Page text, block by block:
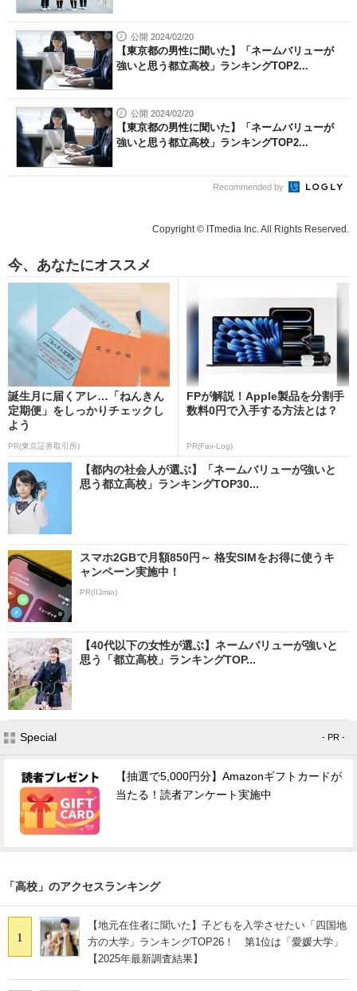
公開 2024/02/20
【東京都の男性に聞いた】「ネームバリューが
強いと思う都立高校」ランキングTOP2...
公開 2024/02/20
【東京都の男性に聞いた】「ネームバリューが
強いと思う都立高校」ランキングTOP2...
Recommended by
Copyright © ITmedia Inc. All Rights Reserved.
今、あなたにオススメ
誕生月に届くアレ…「ねんきん
定期便」をしっかりチェックし
よう
PR(東京証券取引所)
FPが解説！Apple製品を分割手
数料0円で入手する方法とは？
PR(Fav-Log)
【都内の社会人が選ぶ】「ネームバリューが強いと
思う都立高校」ランキングTOP30...
スマホ2GBで月額850円～ 格安SIMをお得に使うキ
ャンペーン実施中！
PR(IIJmio)
【40代以下の女性が選ぶ】ネームバリューが強いと
思う「都立高校」ランキングTOP...
Special - PR -
【抽選で5,000円分】Amazonギフトカードが
当たる！読者アンケート実施中
「高校」のアクセスランキング
1
【地元在住者に聞いた】子どもを入学させたい「四国地
方の大学」ランキングTOP26！ 第1位は「愛媛大学」
【2025年最新調査結果】